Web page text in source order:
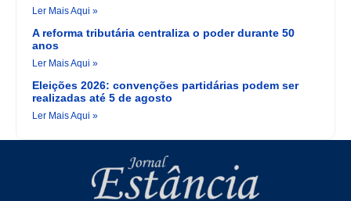
Ler Mais Aqui »
A reforma tributária centraliza o poder durante 50
anos
Ler Mais Aqui »
Eleições 2026: convenções partidárias podem ser
realizadas até 5 de agosto
Ler Mais Aqui »